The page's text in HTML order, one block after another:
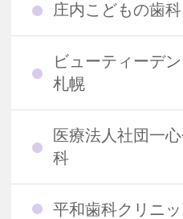
庄内こどもの歯科
ビューティーデ
札幌
医療法人社団一
科
平和歯科クリニッ